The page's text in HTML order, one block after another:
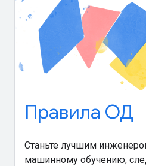
Правила ОД
Станьте лучшим
машинному обучению,